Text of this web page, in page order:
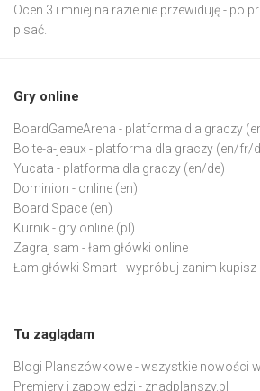
Ocen 3 i mniej na razie nie przewiduję - po
pisać.
Gry online
BoardGameArena - platforma dla graczy
Boite-a-jeaux - platforma dla graczy (en/fr/
Yucata - platforma dla graczy (en/de)
Dominion - online (en)
Board Space (en)
Kurnik- gry online (pl)
Zagraj sam - łamigłówki online
Łamigłówki Smart- wypróbuj zanim kupisz
Tu zaglądam
Blogi Planszówkowe- wszystkie nowości
Premiery i zapowiedzi - znadplanszy.pl